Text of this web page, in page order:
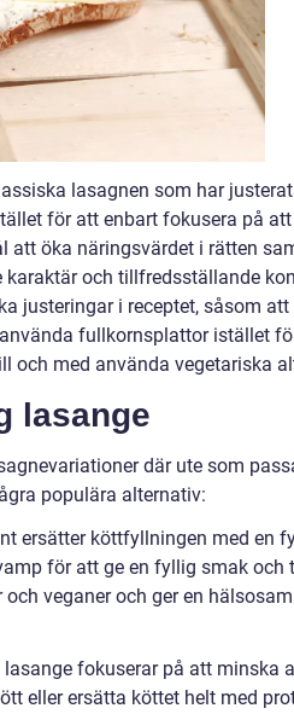
lasagnen som har
för att enbart fokusera på
att öka näringsvärdet i rätten
och tillfredsställande
justeringar i receptet, såsom
fullkornsplattor istället
och med använda vegetariska
lasange
där ute som
populära alternativ:
ersätter köttfyllningen med en
för att ge en fyllig smak och
veganer och ger en
fokuserar på att minska
eller ersätta köttet helt med